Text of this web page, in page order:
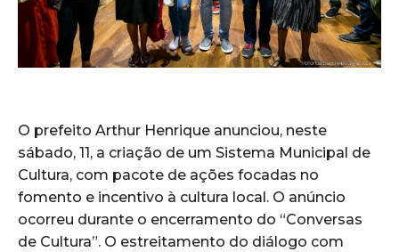
O prefeito Arthur Henrique anunciou, neste
sábado, 11, a criação de um Sistema Municipal de
Cultura, com pacote de ações focadas no
fomento e incentivo à cultura local. O anúncio
ocorreu durante o encerramento do “Conversas
de Cultura”. O estreitamento do diálogo com